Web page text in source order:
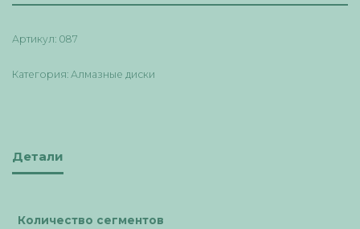
Артикул: 087
Категория: Алмазные диски
Детали
Количество сегментов